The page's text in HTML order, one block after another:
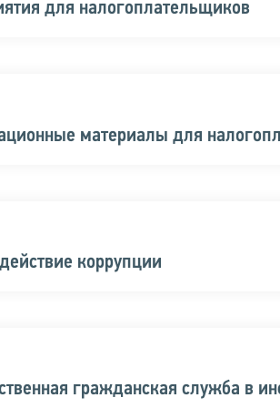
для налогоплательщиков
материалы для
коррупции
гражданская служба в